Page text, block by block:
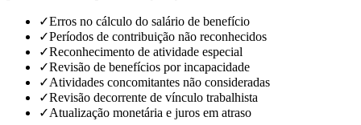
✓Erros no cálculo do salário de benefício
✓Períodos de contribuição não reconhecidos
✓Reconhecimento de atividade especial
✓Revisão de benefícios por incapacidade
✓Atividades concomitantes não consideradas
✓Revisão decorrente de vínculo trabalhista
✓Atualização monetária e juros em atraso